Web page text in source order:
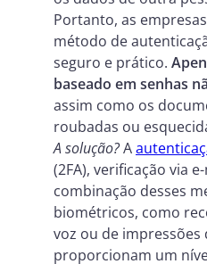
Portanto, as
método de
seguro e prático.
baseado em senhas
assim como os
roubadas ou
A solução?A
(2FA), verificação via
combinação desses
biométricos, como
voz ou de
proporcionam um